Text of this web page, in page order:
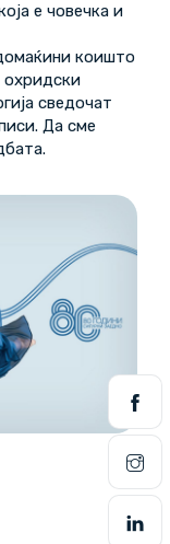
е човечка и
коишто
охридски
сведочат
Да сме